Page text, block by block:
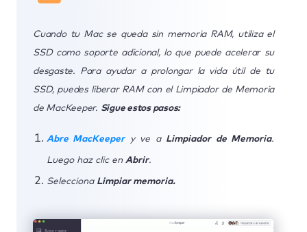
Cuando tu Mac se queda sin memoria RAM, utiliza el
SSD como soporte adicional, lo que puede acelerar su
desgaste. Para ayudar a prolongar la vida útil de tu
SSD, puedes liberar RAM con el Limpiador de Memoria
de MacKeeper. Sigue estos pasos:
Abre MacKeepery ve a Limpiador de Memoria.
Luego haz clic en Abrir.
Selecciona Limpiar memoria.